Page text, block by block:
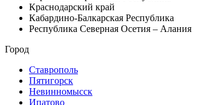
Краснодарский край
Кабардино-Балкарская Республика
Республика Северная Осетия – Алания
Город
Ставрополь
Пятигорск
Невинномысск
Ипатово